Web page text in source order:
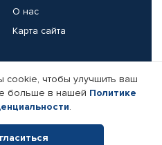
О нас
Карта сайта
Реквизиты компании
чтобы улучшить ваш
больше в нашей Политике
.